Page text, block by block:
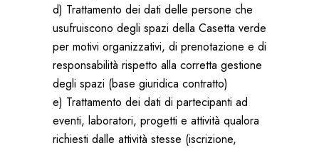
d) Trattamento dei dati delle persone che
usufruiscono degli spazi della Casetta verde
per motivi organizzativi, di prenotazione e di
responsabilità rispetto alla corretta gestione
degli spazi (base giuridica contratto)
e) Trattamento dei dati di partecipanti ad
eventi, laboratori, progetti e attività qualora
richiesti dalle attività stesse (iscrizione,